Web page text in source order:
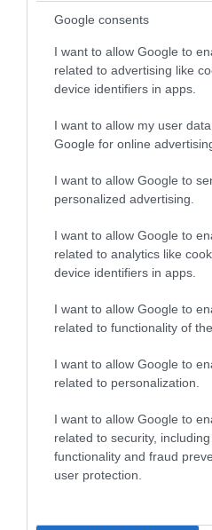
Google consents
I want to allow Google to
related to advertising like
device identifiers in apps.
I want to allow my user
Google for online
I want to allow Google to
personalized advertising.
I want to allow Google to
related to analytics like
device identifiers in apps.
I want to allow Google to
related to functionality of
I want to allow Google to
related to personalization.
I want to allow Google to
related to security,
functionality and fraud
user protection.
08.08.2026 | 01:02
Στο «κόκκινο» το
Ουκρανοί μιλούν για
ΠΟΛΙΤΙΚΗ